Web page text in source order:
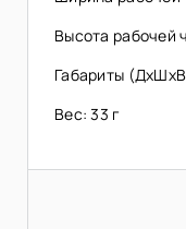
Высота рабочей
Габариты
Вес: 33 г